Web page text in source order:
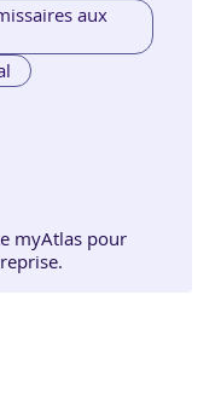
aux
myAtlas pour